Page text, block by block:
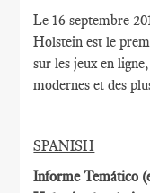
Le 16 septembre
Holstein est le
sur les jeux en ligne
modernes et des
SPANISH
Informe Temático